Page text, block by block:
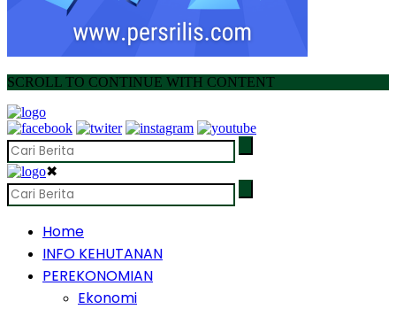
SCROLL TO CONTINUE WITH CONTENT
✖
Home
INFO KEHUTANAN
PEREKONOMIAN
Ekonomi